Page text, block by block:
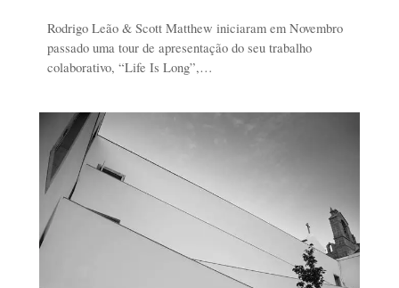
Rodrigo Leão & Scott Matthew iniciaram em Novembro
passado uma tour de apresentação do seu trabalho
colaborativo, “Life Is Long”,…